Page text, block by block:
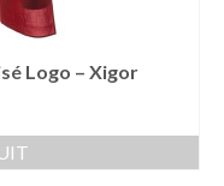
Logo – Xigor